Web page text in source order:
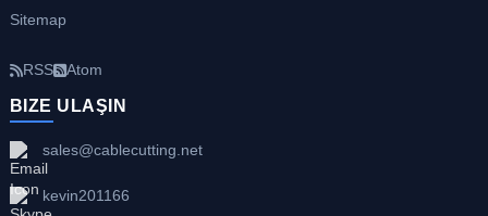
Sitemap
RSS Atom
BIZE ULAŞIN
sales@cablecutting.net
kevin201166